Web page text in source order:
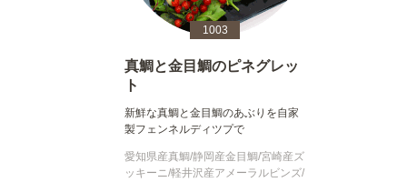
1003
真鯛と金目鯛のピネグレッ
ト
新鮮な真鯛と金目鯛のあぶりを自家
製フェンネルディツプで
愛知県産真鯛/静岡産金目鯛/宮崎産ズ
ッキーニ/軽井沢産アメーラルビンズ/